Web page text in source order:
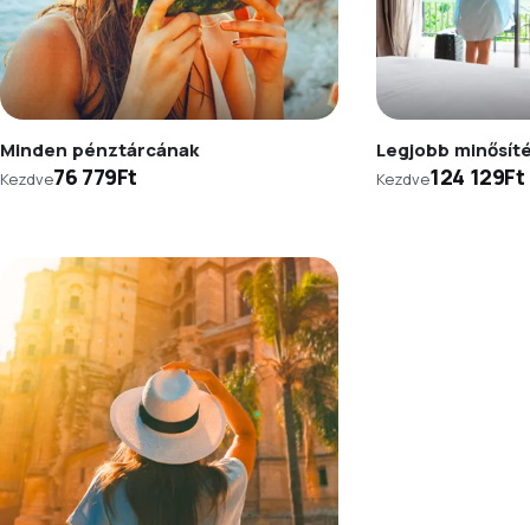
Minden pénztárcának
Kezdve76 779Ft
Legjobb
Kezdve124 129Ft